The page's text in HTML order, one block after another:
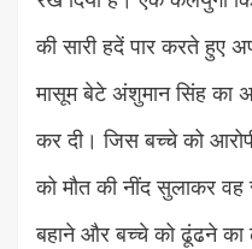
की सारी हदें पार करते हुए
मासूम बेटे अंशुमान सिंह का
कर दी। जिस बच्चे को
को मौत की नींद सुलाकर
बहाने और बच्चे को ढूंढने का